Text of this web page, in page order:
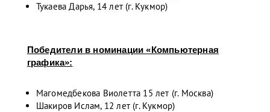
Тукаева Дарья, 14 лет (г. Кукмор)
Победители в номинации «Компьютерная
графика»:
Магомедбекова Виолетта 15 лет (г. Москва)
Шакиров Ислам, 12 лет (г. Кукмор)